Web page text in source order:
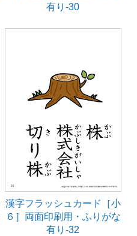
有り-30
漢字フラッシュカード［小
６］両面印刷用・ふりがな
有り-32